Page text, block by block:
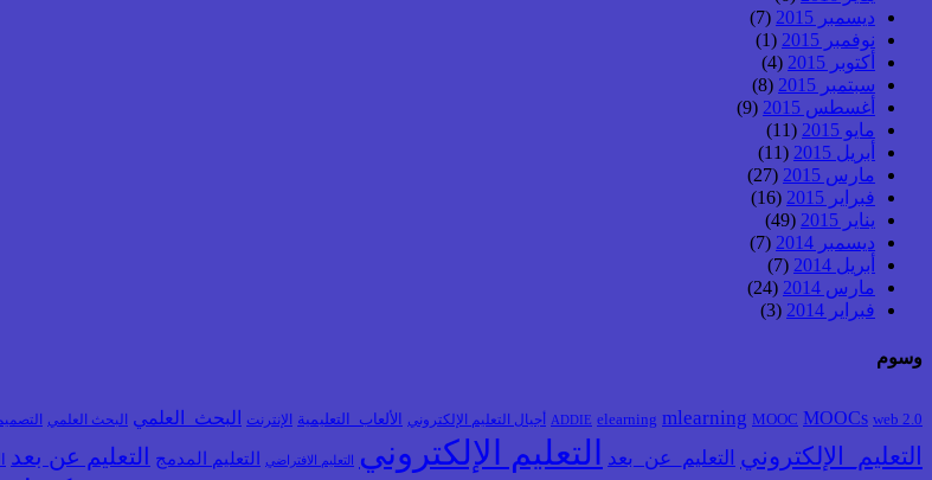
ديسمبر 2015
(7)
نوفمبر 2015
(1)
أكتوبر 2015
(4)
سبتمبر 2015
(8)
أغسطس 2015
(9)
مايو 2015
(11)
أبريل 2015
(11)
مارس 2015
(27)
فبراير 2015
(16)
يناير 2015
(49)
ديسمبر 2014
(7)
أبريل 2014
(7)
مارس 2014
(24)
فبراير 2014
(3)
وسوم
ADDIE elearning mlearning MOOC MOOCs web 2.0 أجيال التعليم الإلكتروني الألعاب_التعليمية الإنترنت البحث_العلمي البحث العلمي
التعليم_الإلكتروني التعليم_عن_بعد التعليم الإلكتروني التعليم الافتراضي التعليم المدمج التعليم عن بعد